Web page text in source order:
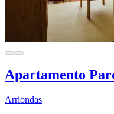
Apartamento
Arriondas